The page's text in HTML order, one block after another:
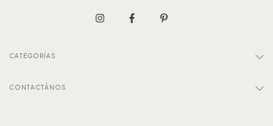
CATEGORÍAS
CONTACTÁNOS